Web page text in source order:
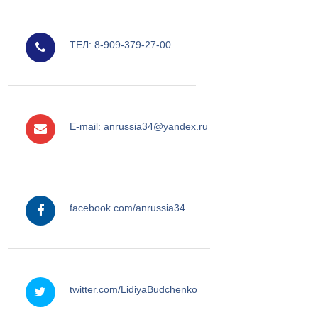
ТЕЛ: 8-909-379-27-00
E-mail: anrussia34@yandex.ru
facebook.com/anrussia34
twitter.com/LidiyaBudchenko